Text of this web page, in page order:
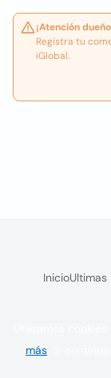
¡Atención
Registra tu
iGlobal.
InicioUltimas
más . Si